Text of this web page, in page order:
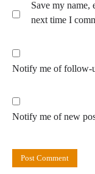
Save my name,
next time I
Notify me of follow-
Notify me of new